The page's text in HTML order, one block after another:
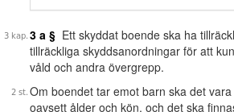
3 a § Ett skyddat boende ska ha
tillräckliga skyddsanordningar för att
våld och andra övergrepp.
Om boendet tar emot barn ska det
oavsett ålder och kön, och det ska